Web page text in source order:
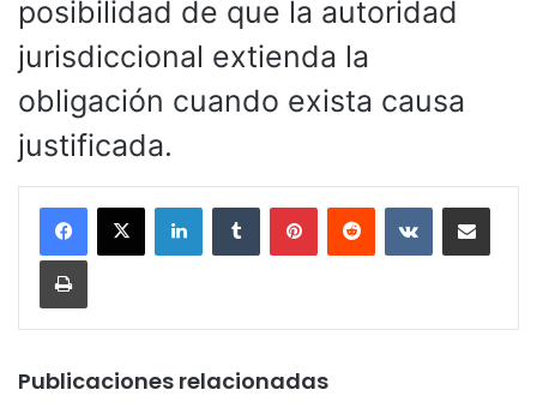
posibilidad de que la autoridad
jurisdiccional extienda la
obligación cuando exista causa
justificada.
LinkedInTumblr PinterestReddit VKontakteCompartir por
Imprimir
Publicaciones relacionadas